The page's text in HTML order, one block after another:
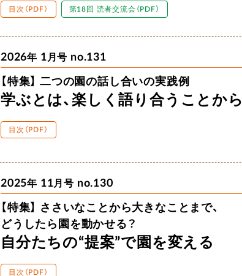
目次（PDF） 第18回 読者交流会（PDF）
2026年 1 月号 no.131
【特集】 二つの園の話し合いの実践例
学ぶとは、楽しく語り合うことから
目次（PDF）
2025年 11月号 no.130
【特集】 ささいなことから大きなことまで、
どうしたら園を動かせる？
自分たちの“提案”で園を変える
目次（PDF）